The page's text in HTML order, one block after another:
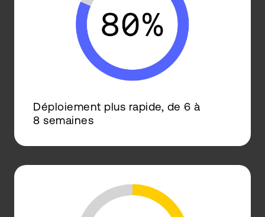
Déploiement plus rapide, de 6 à
8 semaines